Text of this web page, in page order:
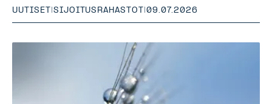
UUTISET SIJOITUSRAHASTOT |09.07.2026